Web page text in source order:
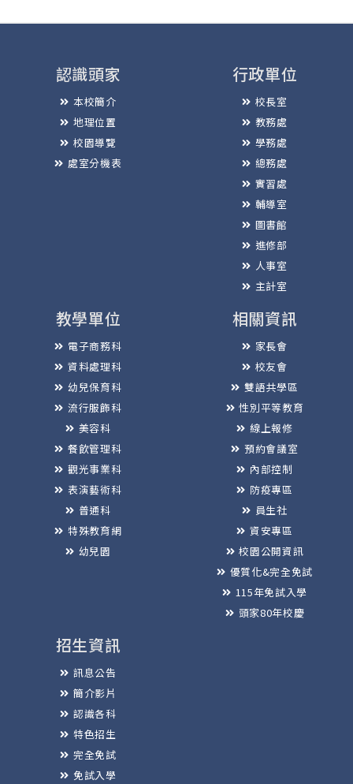
認識頭家
本校簡介
地理位置
校園導覽
處室分機表
行政單位
校長室
教務處
學務處
總務處
實習處
輔導室
圖書館
進修部
人事室
主計室
教學單位
電子商務科
資料處理科
幼兒保育科
流行服飾科
美容科
餐飲管理科
觀光事業科
表演藝術科
普通科
特殊教育網
幼兒園
相關資訊
家長會
校友會
雙語共學區
性別平等教育
線上報修
預約會議室
內部控制
防疫專區
員生社
資安專區
校園公開資訊
優質化&完全免試
115年免試入學
頭家80年校慶
招生資訊
訊息公告
簡介影片
認識各科
特色招生
完全免試
免試入學